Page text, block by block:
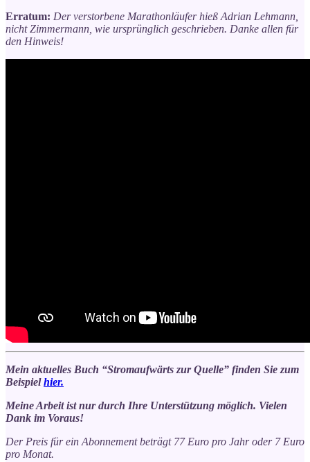
Erratum: Der verstorbene Marathonläufer hieß Adrian Lehmann,
nicht Zimmermann, wie ursprünglich geschrieben. Danke allen für
den Hinweis!
Mein aktuelles Buch “Stromaufwärts zur Quelle” finden Sie zum
Beispielhier.
Meine Arbeit ist nur durch Ihre Unterstützung möglich. Vielen
Dank im Voraus!
Der Preis für ein Abonnement beträgt 77 Euro pro Jahr oder 7 Euro
pro Monat.